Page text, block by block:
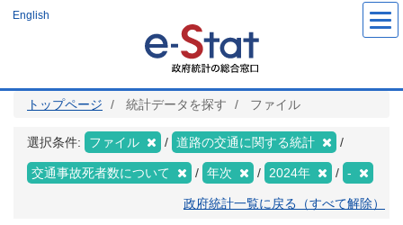
ツ
English
トップページ 統計データを探す ファイル
選択条件: ファイル 道路の交通に関する統計
交通事故死者数について 年次 2024年 -
政府統計一覧に戻る（すべて解除）